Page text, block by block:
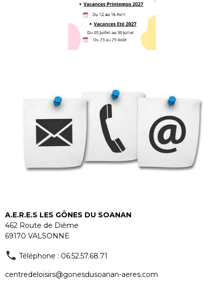
A.E.R.E.S LES GÔNES DU SOANAN
462 Route de Dième
69170 VALSONNE
Téléphone : 06.52.57.68.71
centredeloisirs@gonesdusoanan-aeres.com